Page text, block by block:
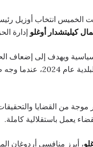
الخميس انتخاب أوزيل
كيليتشدار أوغلو إدارة
ويهدف إلى إضعاف
الكبير الذي حققه الحزب
من القضايا
يعمل باستقلالية كاملة.
، أبرز منافسي أردوغان